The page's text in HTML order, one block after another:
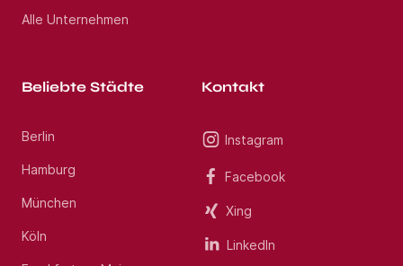
Alle Unternehmen
Beliebte Städte
Berlin
Hamburg
München
Köln
Kontakt
Instagram
Facebook
Xing
LinkedIn